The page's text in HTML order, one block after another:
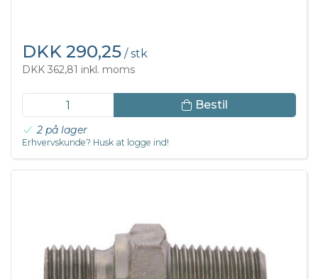
DKK 290,25 / stk
DKK 362,81 inkl. moms
Bestil
2 på lager
Erhvervskunde? Husk at logge ind!